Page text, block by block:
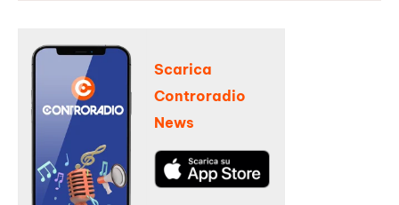
Scarica
Controradio
News